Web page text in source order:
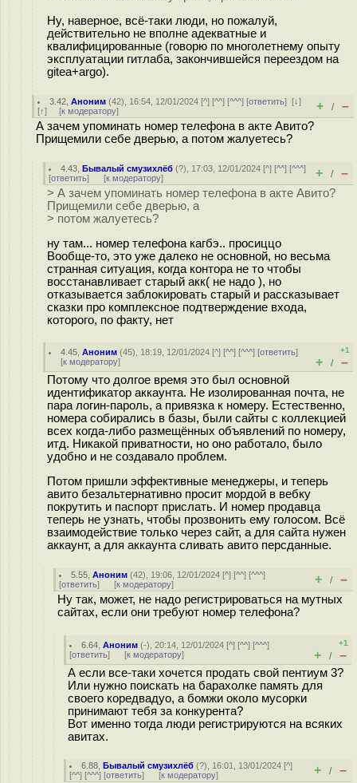
Ну, наверное, всё-таки люди, но пожалуй,
действительно не вполне адекватные и
квалифицированные (говорю по многолетнему опыту
эксплуатации гитлаба, закончившейся переездом на
gitea+argo).
3.42 ,Аноним (42), 16:54, 12/01/2024 [^] [^^] [^^^] [ответить][↓]
[↑] [к модератору] + / –
А зачем упоминать номер телефона в акте Авито?
Прищемили себе дверью, а потом жалуетесь?
4.43 ,Бывалый смузихлёб (?), 17:03, 12/01/2024 [^] [^^] [^^^]
[ответить] [к модератору] + / –
> А зачем упоминать номер телефона в акте Авито?
Прищемили себе дверью, а
> потом жалуетесь?
ну там... номер телефона кагбэ.. просиццо
Вообще-то, это уже далеко не основной, но весьма
странная ситуация, когда контора не то чтобы
восстанавливает старый акк( не надо ), но
отказывается заблокировать старый и рассказывает
сказки про комплексное подтверждение входа,
которого, по факту, нет
4.45 ,Аноним (45), 18:19, 12/01/2024 [^] [^^] [^^^] [ответить]
[к модератору]
+1
+ / –
Потому что долгое время это был основной
идентификатор аккаунта. Не изолированная почта, не
пара логин-пароль, а привязка к номеру. Естественно,
номера собирались в базы, были сайты с коллекцией
всех когда-либо размещённых объявлений по номеру,
итд. Никакой приватности, но оно работало, было
удобно и не создавало проблем.
Потом пришли эффективные менеджеры, и теперь
авито безальтернативно просит мордой в вебку
покрутить и паспорт прислать. И номер продавца
теперь не узнать, чтобы прозвонить ему голосом. Всё
взаимодействие только через сайт, а для сайта нужен
аккаунт, а для аккаунта сливать авито персданные.
5.55 ,Аноним (42), 19:06, 12/01/2024 [^] [^^] [^^^]
[ответить] [к модератору] + / –
Ну так, может, не надо регистрироваться на мутных
сайтах, если они требуют номер телефона?
6.64 ,Аноним (-), 20:14, 12/01/2024 [^] [^^] [^^^]
[ответить] [к модератору]
+1
+ / –
А если все-таки хочется продать свой пентиум 3?
Или нужно поискать на барахолке память для
своего коредвадуо, а бомжи около мусорки
принимают тебя за конкурента?
Вот именно тогда люди регистрируются на всяких
авитах.
6.88 ,Бывалый смузихлёб (?), 16:01, 13/01/2024 [^]
[^^] [^^^] [ответить] [к модератору] + / –